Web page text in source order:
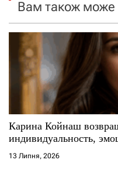
з
с
і
Вам також може
Карина Койнаш
индивидуальность,
13 Липня, 2026